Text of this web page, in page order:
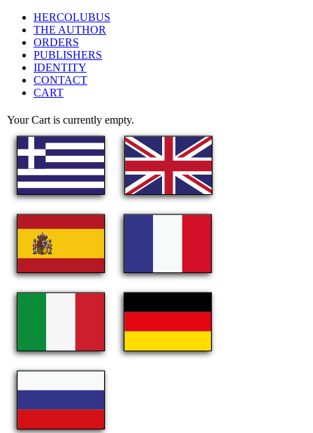
HERCOLUBUS
THE AUTHOR
ORDERS
PUBLISHERS
IDENTITY
CONTACT
CART
Your Cart is currently empty.